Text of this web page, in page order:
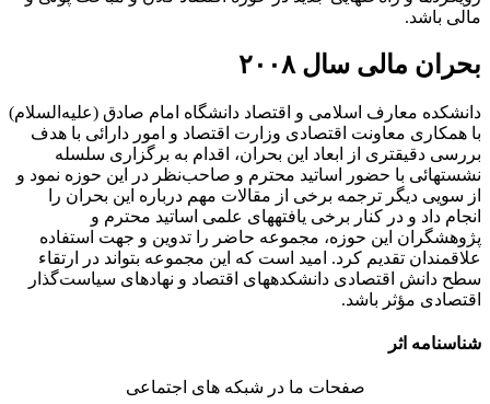
مالی باشد.
بحران مالی سال ۲۰۰۸
دانشکده معارف اسلامی و اقتصاد دانشگاه امام صادق (علیه‌السلام)
با همکاری معاونت اقتصادی وزارت اقتصاد و امور دارائی با هدف
بررسی دقیق‏تری از ابعاد این بحران، اقدام به برگزاری سلسله
نشست‏هائی با حضور اساتید محترم و صاحب‌نظر در این حوزه نمود و
از سویی دیگر ترجمه برخی از مقالات مهم درباره این بحران را
انجام داد و در کنار برخی یافته‏های علمی اساتید محترم و
پژوهشگران این حوزه، مجموعه حاضر را تدوین و جهت استفاده
علاقمندان تقدیم کرد. امید است که این مجموعه بتواند در ارتقاء
سطح دانش اقتصادی دانشکده‏های اقتصاد و نهادهای سیاست‌گذار
اقتصادی مؤثر باشد.
شناسنامه اثر
صفحات ما در شبکه های اجتماعی